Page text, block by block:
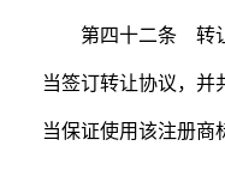
第四十二条 转让
当签订转让协议，并
当保证使用该注册商